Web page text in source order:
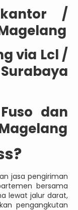
/
via Lcl /
dan
jasa pengiriman
bersama
lewat jalur darat,
pengangkutan